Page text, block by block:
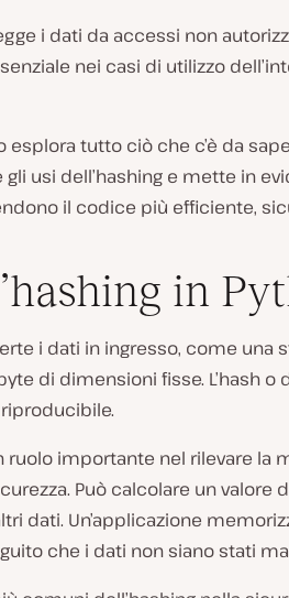
i dati da accessi non
nei casi di utilizzo
esplora tutto ciò che c’è da
usi dell’hashing e mette in
il codice più efficiente,
in
i dati in ingresso, come una
di dimensioni fisse. L’hash
ruolo importante nel rilevare la
Può calcolare un valore
dati. Un’applicazione
che i dati non siano stati